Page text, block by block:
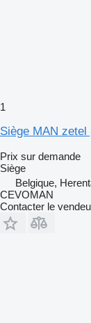
1
Siège MAN
Prix sur demande
Siège
Belgique,
CEVOMAN
Contacter le